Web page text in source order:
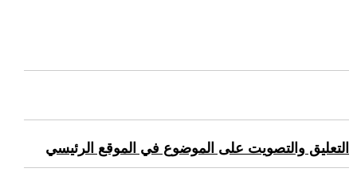
التعليق والتصويت على الموضوع في الموقع الرئيسي